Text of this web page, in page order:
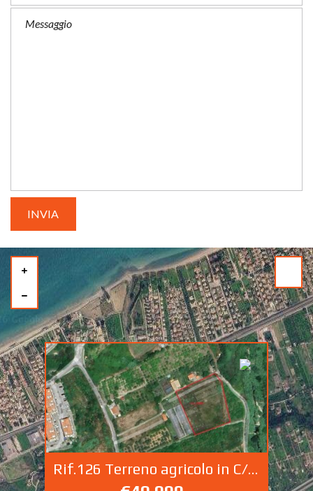
Rif.126 Terreno agricolo in C/da Stretto via delle Risaie n.10 Campofelice di Roccella